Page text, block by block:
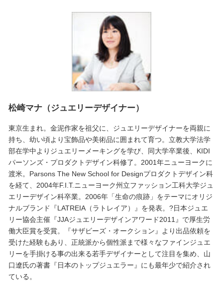
松崎マナ（ジュエリーデザイナー）
東京生まれ。金泥作家を祖父に、ジュエリーデザイナーを両親に
持ち、幼い頃より宝飾品や美術品に囲まれて育つ。立教大学法学
部在学中よりジュエリーメーキングを学び、同大学卒業後、KIDI
パーソンズ・プロダクトデザイン科修了。2001年ニューヨークに
渡米。Parsons The New School for Designプロダクトデザイン科
を経て、2004年F.I.T.ニューヨーク州立ファッション工科大学ジュ
エリーデザイン科卒業。2006年「生命の痕跡」をテーマにオリジ
ナルブランド『LATREIA（ラトレイア）』を発表。?日本ジュエ
リー協会主催『JJAジュエリーデザインアワード2011』で厚生労
働大臣賞を受賞。『サザビーズ・オークション』より出品依頼を
受けた経験もあり、正統派から個性派まで様々なファインジュエ
リーを手掛ける事の出来る若手デザイナーとして注目を集め、山
口遼氏の著書『日本のトップジュエラー』にも最年少で紹介され
ている。